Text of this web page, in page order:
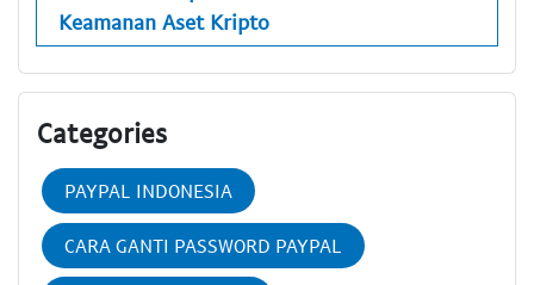
Keamanan Aset Kripto
Categories
PAYPAL INDONESIA
CARA GANTI PASSWORD PAYPAL